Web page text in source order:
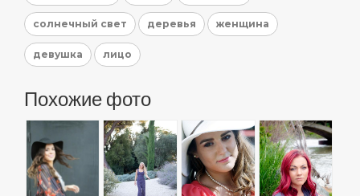
солнечный свет деревья женщина
девушка лицо
Похожие фото